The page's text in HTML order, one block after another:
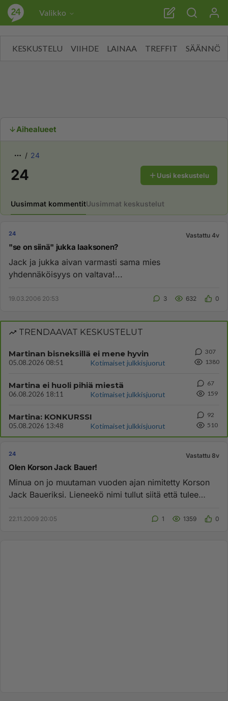
"/>"/>
Valikko
KESKUSTELU VIIHDE LAINAA TREFFIT SÄÄNNÖT
Aihealueet
24
24 Uusi keskustelu
Uusimmat kommentitUusimmat keskustelut
24 Vastattu 4v
"se on siinä" jukka laaksonen?
Jack ja jukka aivan varmasti sama mies
yhdennäköisyys on valtava!...
19.03.2006 20:53 3 632 0
TRENDAAVAT KESKUSTELUT
Martinan bisneksillä ei mene hyvin
05.08.2026 08:51 Kotimaiset julkkisjuorut
307
1380
Martina ei huoli pihiä miestä
06.08.2026 18:11 Kotimaiset julkkisjuorut
67
159
Martina: KONKURSSI
05.08.2026 13:48 Kotimaiset julkkisjuorut
92
510
24 Vastattu 8v
Olen Korson Jack Bauer!
Minua on jo muutaman vuoden ajan nimitetty Korson
Jack Baueriksi. Lieneekö nimi tullut siitä että tulee
22.11.2009 20:05 1 1359 0